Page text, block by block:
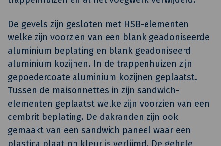
De gevels zijn gesloten met HSB-elementen
welke zijn voorzien van een blank geadoniseerde
aluminium beplating en blank geadoniseerd
aluminium kozijnen. In de trappenhuizen zijn
gepoedercoate aluminium kozijnen geplaatst.
Tussen de maisonnettes in zijn sandwich-
elementen geplaatst welke zijn voorzien van een
cembrit beplating. De dakranden zijn ook
gemaakt van een sandwich paneel waar een
plastica plaat op kleur is verlijmd. De gehele